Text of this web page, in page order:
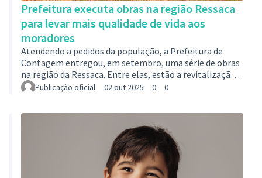
Prefeitura executa obras na região Ressaca
para levar mais qualidade de vida aos
moradores
Atendendo a pedidos da população, a Prefeitura de
Contagem entregou, em setembro, uma série de obras
na região da Ressaca. Entre elas, estão a revitalização
da escadaria da rua Campina Verde, no Novo Progresso,
infraestrutura e da qualidade de vida na região.
Atendemos a uma demanda antiga da população, por
meio do programa Vilas e Favelas, trazendo mais
Publicação oficial 02 out 2025 0 0